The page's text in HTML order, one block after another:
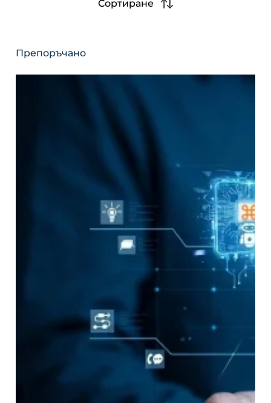
Сортиране
Препоръчано